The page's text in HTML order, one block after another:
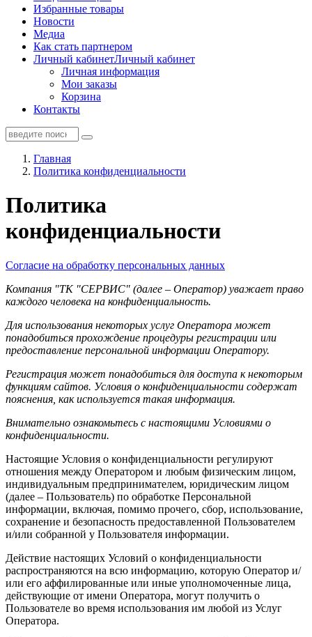
Избранные товары
Новости
Медиа
Как стать партнером
Личный кабинетЛичный кабинет
Личная информация
Мои заказы
Корзина
Контакты
Главная
Политика конфиденциальности
Политика
конфиденциальности
Согласие на обработку персональных данных
Компания "ТК "СЕРВИС" (далее – Оператор) уважает право
каждого человека на конфиденциальность.
Для использования некоторых услуг Оператора может
понадобиться прохождение процедуры регистрации или
предоставление персональной информации Оператору.
Регистрация может понадобиться для доступа к некоторым
функциям сайтов. Условия о конфиденциальности содержат
пояснения, как используется такая информация.
Внимательно ознакомьтесь с настоящими Условиями о
конфиденциальности.
Настоящие Условия о конфиденциальности регулируют
отношения между Оператором и любым физическим лицом,
индивидуальным предпринимателем, юридическим лицом
(далее – Пользователь) по обработке Персональной
информации, включая, помимо прочего, сбор, использование,
сохранение и безопасность предоставленной Пользователем
и/или собранной у Пользователя информации.
Действие настоящих Условий о конфиденциальности
распространяются на всю информацию, которую Оператор и/
или его аффилированные или иные уполномоченные лица,
действующие от имени Оператора, могут получить о
Пользователе во время использования им любой из Услуг
Оператора.